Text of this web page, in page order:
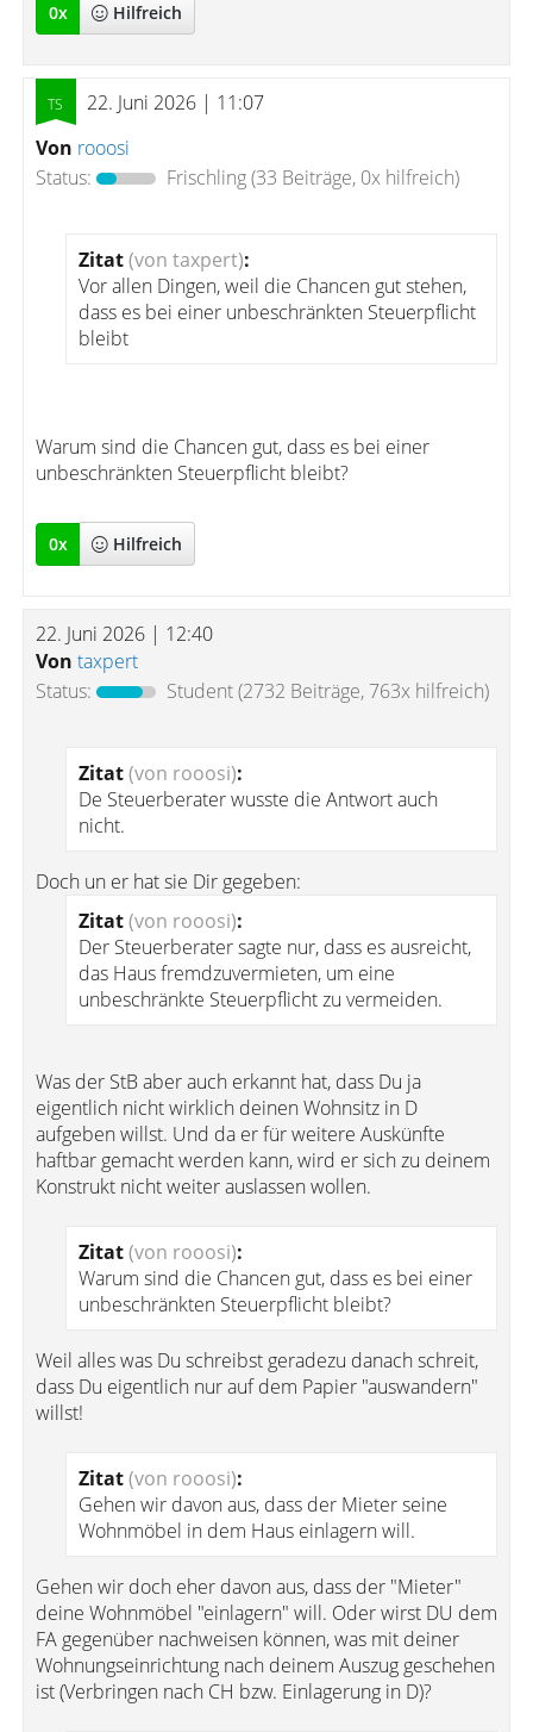
0x Hilfreich
22. Juni 2026 | 11:07
Von rooosi
Status:
Frischling(33 Beiträge, 0x hilfreich)
Zitat(von taxpert):
Vor allen Dingen, weil die Chancen gut stehen,
dass es bei einer unbeschränkten Steuerpflicht
bleibt
Warum sind die Chancen gut, dass es bei einer
unbeschränkten Steuerpflicht bleibt?
0x Hilfreich
22. Juni 2026 | 12:40
Von taxpert
Status:
Student(2732 Beiträge, 763x hilfreich)
Zitat(von rooosi):
De Steuerberater wusste die Antwort auch
nicht.
Doch un er hat sie Dir gegeben:
Zitat(von rooosi):
Der Steuerberater sagte nur, dass es ausreicht,
das Haus fremdzuvermieten, um eine
unbeschränkte Steuerpflicht zu vermeiden.
Was der StB aber auch erkannt hat, dass Du ja
eigentlich nicht wirklich deinen Wohnsitz in D
aufgeben willst. Und da er für weitere Auskünfte
haftbar gemacht werden kann, wird er sich zu deinem
Konstrukt nicht weiter auslassen wollen.
Zitat(von rooosi):
Warum sind die Chancen gut, dass es bei einer
unbeschränkten Steuerpflicht bleibt?
Weil alles was Du schreibst geradezu danach schreit,
dass Du eigentlich nur auf dem Papier "auswandern"
willst!
Zitat(von rooosi):
Gehen wir davon aus, dass der Mieter seine
Wohnmöbel in dem Haus einlagern will.
Gehen wir doch eher davon aus, dass der "Mieter"
deine Wohnmöbel "einlagern" will. Oder wirst DU dem
FA gegenüber nachweisen können, was mit deiner
Wohnungseinrichtung nach deinem Auszug geschehen
ist (Verbringen nach CH bzw. Einlagerung in D)?